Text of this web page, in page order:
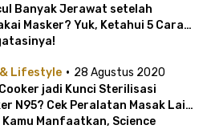
Banyak Jerawat setelah
Masker? Yuk, Ketahui 5 Cara
Lifestyle · 28 Agustus 2020
jadi Kunci Sterilisasi
N95? Cek Peralatan Masak Lain
Manfaatkan, Science